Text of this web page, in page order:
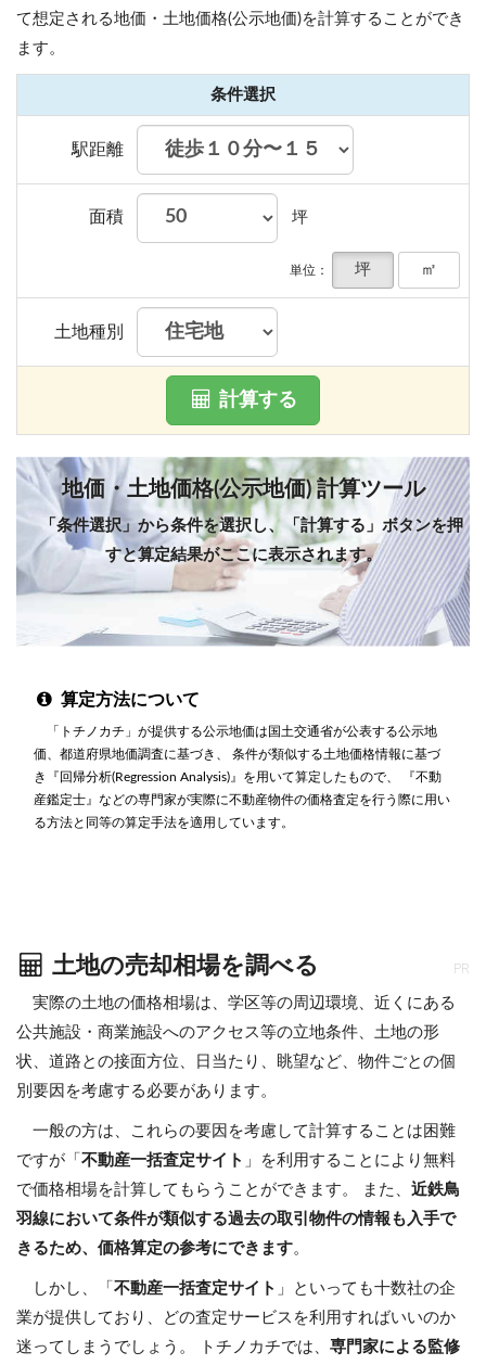
て想定される地価・土地価格(公示地価)を計算することができ
ます。
条件選択
駅距離
面積 坪
単位： 坪 ㎡
土地種別
計算する
地価・土地価格(公示地価) 計算ツール
「条件選択」から条件を選択し、「計算する」ボタンを押
すと算定結果がここに表示されます。
算定方法について
「トチノカチ」が提供する公示地価は国土交通省が公表する公示地
価、都道府県地価調査に基づき、 条件が類似する土地価格情報に基づ
き『回帰分析(Regression Analysis)』を用いて算定したもので、 『不動
産鑑定士』などの専門家が実際に不動産物件の価格査定を行う際に用い
る方法と同等の算定手法を適用しています。
土地の売却相場を調べる PR
実際の土地の価格相場は、学区等の周辺環境、近くにある
公共施設・商業施設へのアクセス等の立地条件、土地の形
状、道路との接面方位、日当たり、眺望など、物件ごとの個
別要因を考慮する必要があります。
一般の方は、これらの要因を考慮して計算することは困難
ですが「 不動産一括査定サイト 」を利用することにより無料
で価格相場を計算してもらうことができます。 また、 近鉄鳥
羽線において条件が類似する過去の取引物件の情報も入手で
きるため、価格算定の参考にできます。
しかし、「 不動産一括査定サイト 」といっても十数社の企
業が提供しており、どの査定サービスを利用すればいいのか
迷ってしまうでしょう。 トチノカチでは、 専門家による監修